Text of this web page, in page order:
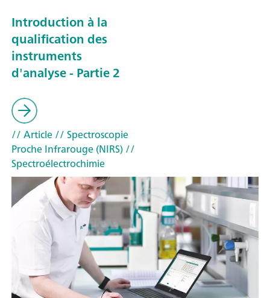
Introduction à la
qualification des
instruments
d'analyse - Partie 2
// Article// Spectroscopie
Proche Infrarouge (NIRS)//
Spectroélectrochimie